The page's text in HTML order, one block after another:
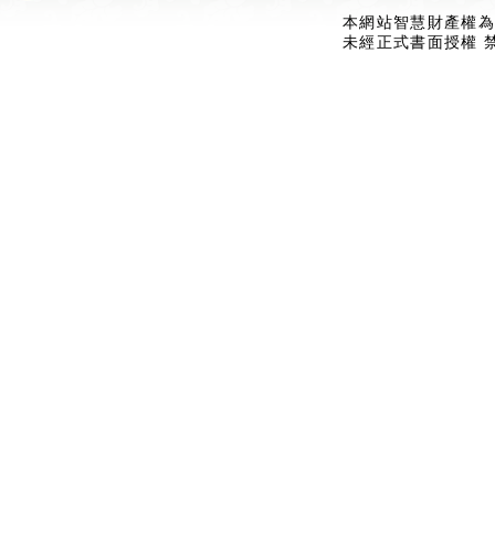
本網站智慧財產權
未經正式書面授權